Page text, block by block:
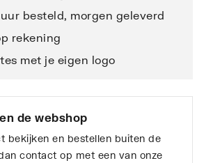
besteld, morgen geleverd
rekening
met je eigen logo
de webshop
bekijken en bestellen buiten de
contact op met een van onze